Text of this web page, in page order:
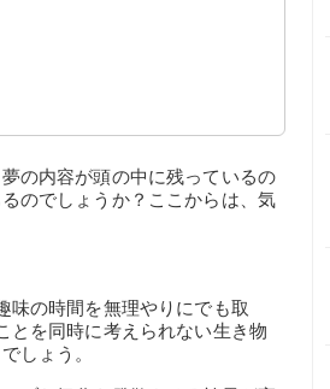
の内容が頭の中に残っているの
のでしょうか？ここからは、気
味の時間を無理やりにでも取
とを同時に考えられない生き物
しょう。